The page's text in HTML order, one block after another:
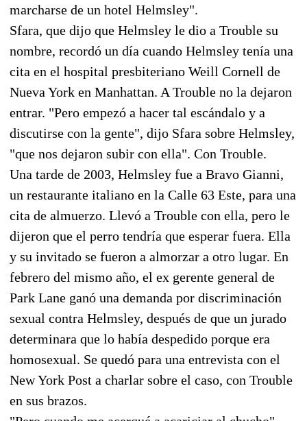
marcharse de un hotel Helmsley".
Sfara, que dijo que Helmsley le dio a Trouble su
nombre, recordó un día cuando Helmsley tenía una
cita en el hospital presbiteriano Weill Cornell de
Nueva York en Manhattan. A Trouble no la dejaron
entrar. "Pero empezó a hacer tal escándalo y a
discutirse con la gente", dijo Sfara sobre Helmsley,
"que nos dejaron subir con ella". Con Trouble.
Una tarde de 2003, Helmsley fue a Bravo Gianni,
un restaurante italiano en la Calle 63 Este, para una
cita de almuerzo. Llevó a Trouble con ella, pero le
dijeron que el perro tendría que esperar fuera. Ella
y su invitado se fueron a almorzar a otro lugar. En
febrero del mismo año, el ex gerente general de
Park Lane ganó una demanda por discriminación
sexual contra Helmsley, después de que un jurado
determinara que lo había despedido porque era
homosexual. Se quedó para una entrevista con el
New York Post a charlar sobre el caso, con Trouble
en sus brazos.